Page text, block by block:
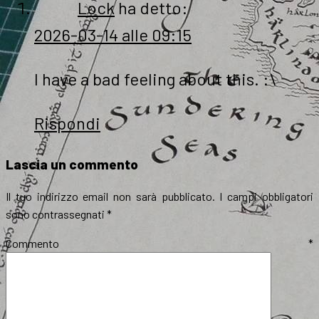
Lock ha detto:
2026-03-14 alle 09:15
I have a bad feeling about this. :\
Rispondi
Lascia un commento
Il tuo indirizzo email non sarà pubblicato. I campi obbligatori
sono contrassegnati *
Commento *